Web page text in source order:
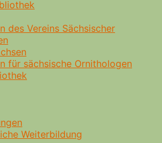
des Vereins Sächsischer
für sächsische Ornithologen
Weiterbildung